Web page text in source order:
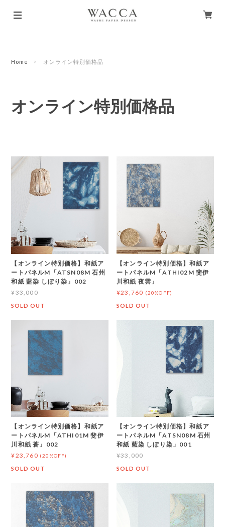
Home オンライン特別価格品
オンライン特別価格品
【オンライン特別価格】和紙ア
ートパネルM「ATSN08M 石州
和紙 藍染 しぼり染」002
¥33,000
SOLD OUT
【オンライン特別価格】和紙ア
ートパネルM「ATHI02M 斐伊
川和紙 夜雲」
¥23,760 (20%OFF)
SOLD OUT
【オンライン特別価格】和紙ア
ートパネルM「ATHI01M 斐伊
川和紙 蒼」002
¥23,760 (20%OFF)
SOLD OUT
【オンライン特別価格】和紙ア
ートパネルM「ATSN08M 石州
和紙 藍染 しぼり染」001
¥33,000
SOLD OUT